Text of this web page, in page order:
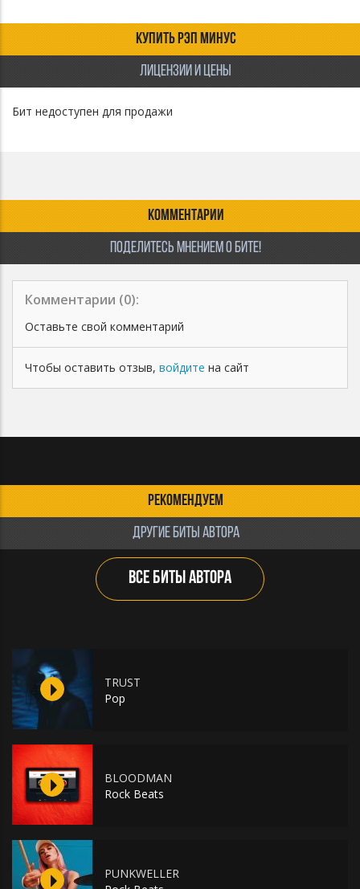
КУПИТЬ РЭП МИНУС
ЛИЦЕНЗИИ И ЦЕНЫ
Бит недоступен для продажи
КОММЕНТАРИИ
ПОДЕЛИТЕСЬ МНЕНИЕМ О БИТЕ!
Комментарии (0):
Оставьте свой комментарий
Чтобы оставить отзыв, войдите на сайт
РЕКОМЕНДУЕМ
ДРУГИЕ БИТЫ АВТОРА
ВСЕ БИТЫ АВТОРА
TRUST
Pop
BLOODMAN
Rock Beats
PUNKWELLER